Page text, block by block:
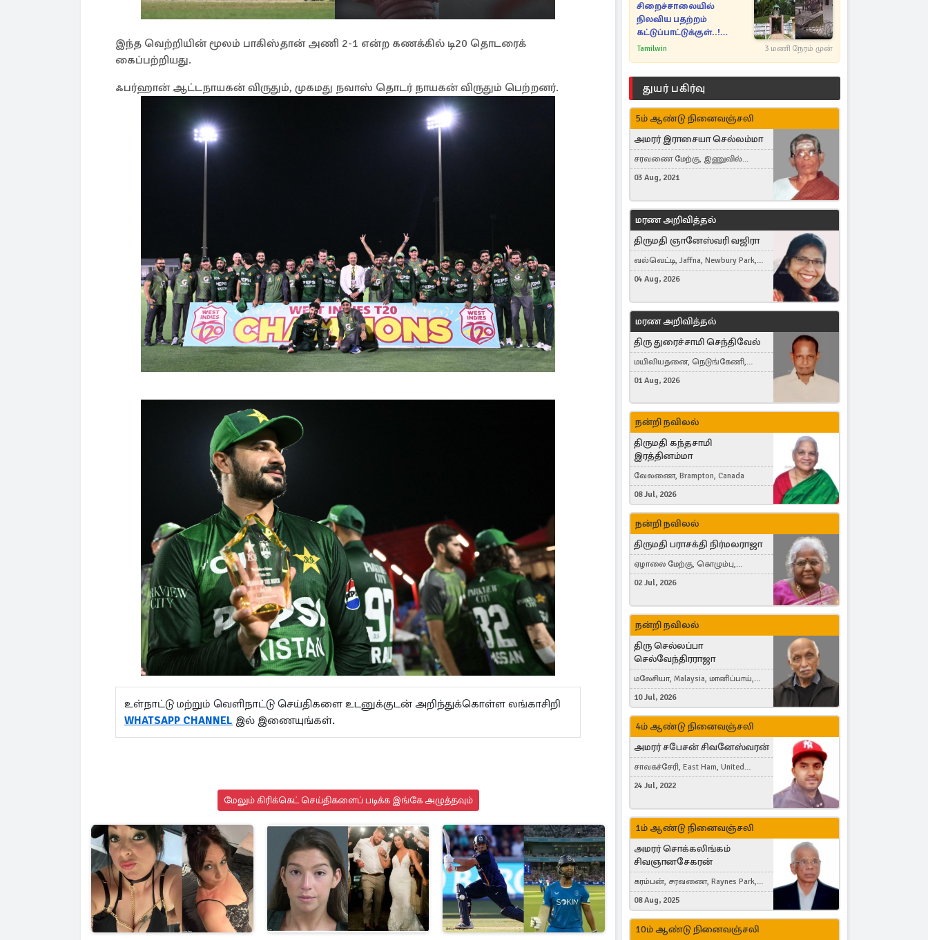
இந்த வெற்றியின் மூலம் பாகிஸ்தான் அணி 2-1 என்ற கணக்கில் டி20 தொடரைக்
கைப்பற்றியது.
ஃபர்ஹான் ஆட்டநாயகன் விருதும், முகமது நவாஸ் தொடர் நாயகன் விருதும் பெற்றனர்.
உள்நாட்டு மற்றும் வெளிநாட்டு செய்திகளை உடனுக்குடன் அறிந்துக்கொள்ள லங்காசிறி
WHATSAPP CHANNEL இல் இணையுங்கள்.
மேலும் கிரிக்கெட் செய்திகளைப் படிக்க இங்கே அழுத்தவும்
சிறைச்சாலையில்
நிலவிய பதற்றம்
கட்டுப்பாட்டுக்குள்..!
அதிரடியாக களமிறங்கிய
Tamilwin 3 மணி நேரம் முன்
துயர் பகிர்வு
5ம் ஆண்டு நினைவஞ்சலி
அமரர் இராசையா செல்லம்மா
சரவணை மேற்கு, இணுவில்
கிழக்கு
03 Aug, 2021
மரண அறிவித்தல்
திருமதி ஞானேஸ்வரி வஜிரா
வல்வெட்டி, Jaffna, Newbury Park,
United Kingdom
04 Aug, 2026
மரண அறிவித்தல்
திரு துரைச்சாமி செந்திவேல்
மயிலியதனை, நெடுங்கேணி,
கம்பர்மலை
01 Aug, 2026
நன்றி நவிலல்
திருமதி கந்தசாமி
இரத்தினம்மா
வேலணை, Brampton, Canada
08 Jul, 2026
நன்றி நவிலல்
திருமதி பராசக்தி நிர்மலராஜா
ஏழாலை மேற்கு, கொழும்பு,
தங்காலை, London, United Kingdom
02 Jul, 2026
நன்றி நவிலல்
திரு செல்லப்பா
செல்வேந்திரராஜா
மலேசியா, Malaysia, மானிப்பாய்,
Duisburg, Germany, London, United
Kingdom
10 Jul, 2026
4ம் ஆண்டு நினைவஞ்சலி
அமரர் சபேசன் சிவனேஸ்வரன்
சாவகச்சேரி, East Ham, United
Kingdom
24 Jul, 2022
1ம் ஆண்டு நினைவஞ்சலி
அமரர் சொக்கலிங்கம்
சிவஞானசேகரன்
கரம்பன், சரவணை, Raynes Park,
London, United Kingdom
08 Aug, 2025
10ம் ஆண்டு நினைவஞ்சலி